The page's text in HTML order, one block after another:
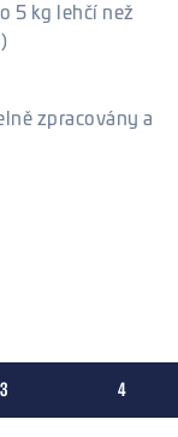
5 kg lehčí než
zpracovány a
3 4